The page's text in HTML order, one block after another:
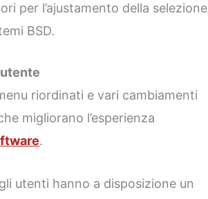
per l’ajustamento della selezione
BSD.
riordinati e vari cambiamenti
migliorano l’esperienza
.
utenti hanno a disposizione un